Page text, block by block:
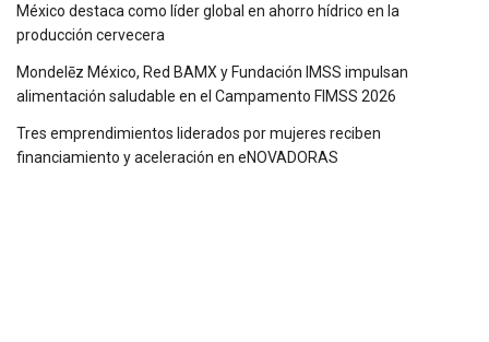
México destaca como líder global en ahorro hídrico en la
producción cervecera
Mondelēz México, Red BAMX y Fundación IMSS impulsan
alimentación saludable en el Campamento FIMSS 2026
Tres emprendimientos liderados por mujeres reciben
financiamiento y aceleración en eNOVADORAS